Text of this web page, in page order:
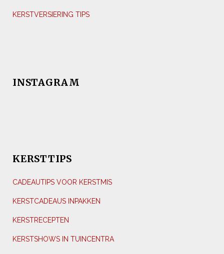
KERSTVERSIERING TIPS
INSTAGRAM
KERSTTIPS
CADEAUTIPS VOOR KERSTMIS
KERSTCADEAUS INPAKKEN
KERSTRECEPTEN
KERSTSHOWS IN TUINCENTRA